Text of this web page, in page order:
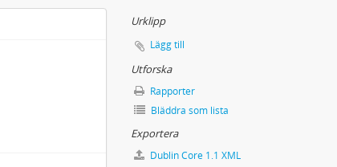
Urklipp
Lägg till
Utforska
Rapporter
Bläddra som lista
Exportera
Dublin Core 1.1 XML